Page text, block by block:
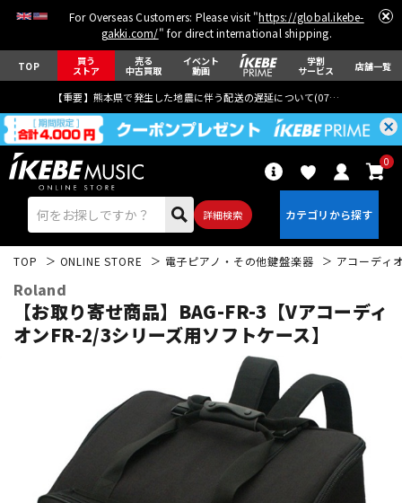
For Overseas Customers: Please visit "https://global.ikebe-
gakki.com/" for direct international shipping.
TOP 買う
ストア
売る
中古買取
イベント
動画
学割
サービス 店舗一覧
【重要】熊本県で発生した地震に伴う配送の遅延について(07月29日
詳細検索
0
アコギ/エレアコ
ベース ウクレレ
パーカッション
TOP ONLINE STORE 電子ピアノ・その他鍵盤楽器 アコーディ
Roland
【お取り寄せ商品】BAG-FR-3【Vアコーディ
オンFR-2/3シリーズ用ソフトケース】